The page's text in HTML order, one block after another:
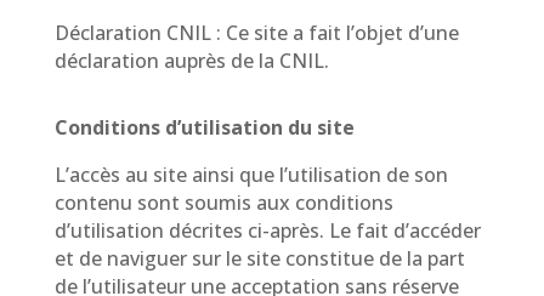
Déclaration CNIL : Ce site a fait l’objet d’une
déclaration auprès de la CNIL.
Conditions d’utilisation du site
L’accès au site ainsi que l’utilisation de son
contenu sont soumis aux conditions
d’utilisation décrites ci-après. Le fait d’accéder
et de naviguer sur le site constitue de la part
de l’utilisateur une acceptation sans réserve